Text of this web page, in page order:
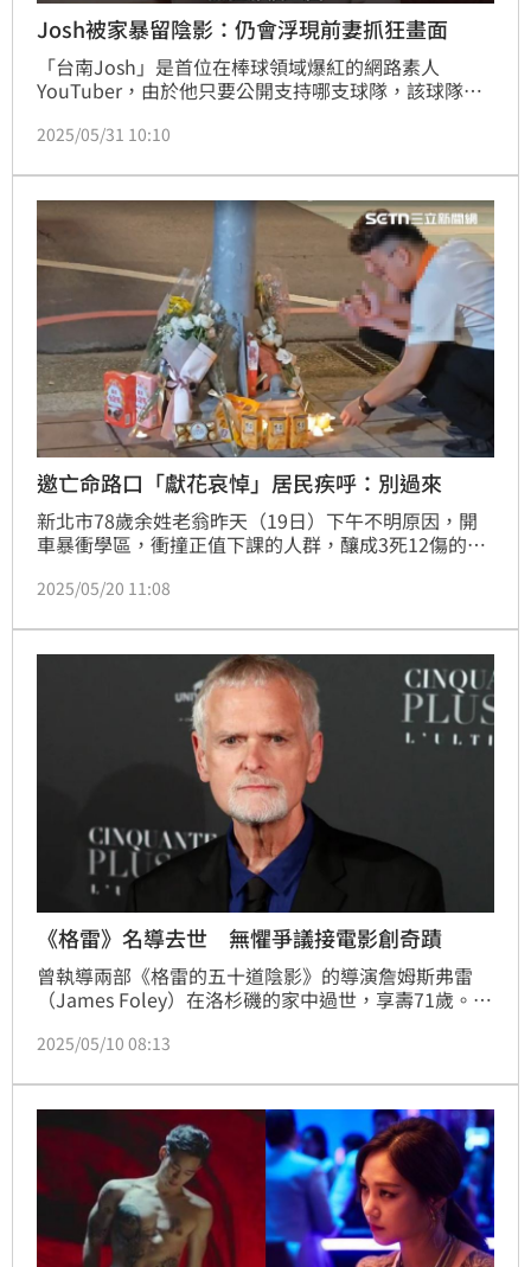
Josh被家暴留陰影：仍會浮現前妻抓狂畫面
「台南Josh」是首位在棒球領域爆紅的網路素人
YouTuber，由於他只要公開支持哪支球隊，該球隊就
師」。Josh曾在2022傳出遭到前妻家暴，事件鬧得沸
面對異性的時後依舊會不自覺浮出當年的景象。蔡佩伶
報導
2025/05/31 10:10
邀亡命路口「獻花哀悼」居民疾呼：別過來
新北市78歲余姓老翁昨天（19日）下午不明原因，開
車暴衝學區，衝撞正值下課的人群，釀成3死12傷的慘
邀請民眾今天（20日）下午到事故現場獻花；貼文一
地居民認為，每天經過的學生及附近住戶心裡會有產生
陰影，影響當地人平靜生活，會造成不安。
2025/05/20 11:08
《格雷》名導去世 無懼爭議接電影創奇蹟
曾執導兩部《格雷的五十道陰影》的導演詹姆斯弗雷
（James Foley）在洛杉磯的家中過世，享壽71歲。導
週早些時候在洛杉磯的家中「安詳地在睡夢中去世」，
確認。
2025/05/10 08:13